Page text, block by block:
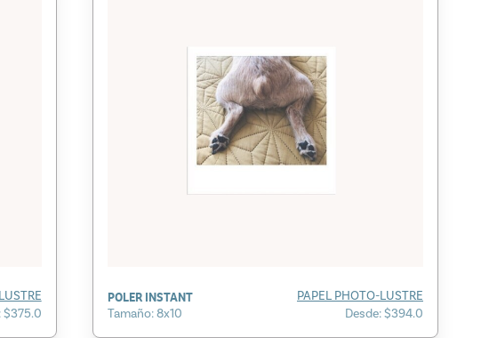
$375.0
POLER INSTANT
PAPEL PHOTO-LUSTRE
Tamaño: 8x10
Desde: $394.0